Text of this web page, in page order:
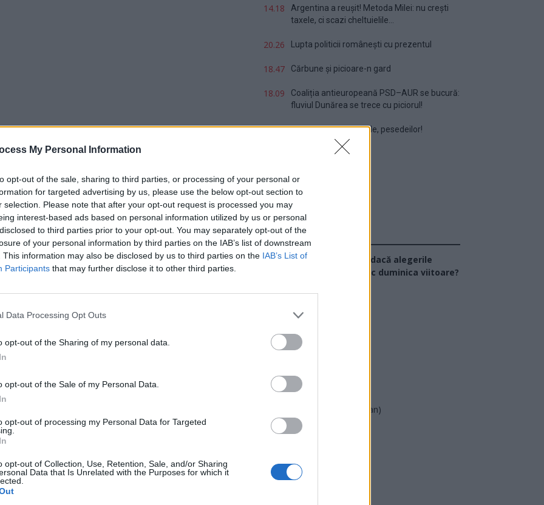
My Personal Information
opt-out of the sale, sharing to third parties, or processing of your personal or
for targeted advertising by us, please use the below opt-out section to
selection. Please note that after your opt-out request is processed you may
interest-based ads based on personal information utilized by us or personal
to third parties prior to your opt-out. You may separately opt-out of the
of your personal information by third parties on the IAB’s list of downstream
This information may also be disclosed by us to third parties on the IAB’s List of
Participants that may further disclose it to other third parties.
Data Processing Opt Outs
opt-out of the Sharing of my personal data.
opt-out of the Sale of my Personal Data.
opt-out of processing my Personal Data for Targeted
opt-out of Collection, Use, Retention, Sale, and/or Sharing
Data that Is Unrelated with the Purposes for which it
14.18
Argentina a reușit! Metoda Milei: nu crești
taxele, ci scazi cheltuielile...
20.26 Lupta politicii românești cu prezentul
18.47 Cărbune și picioare-n gard
18.09
Coaliția antieuropeană PSD–AUR se bucură:
fluviul Dunărea se trece cu piciorul!
17.32 Vă veți blestema zilele, pesedeilor!
Sondaj
Ce partid ați vota dacă alegerile
parlamentare ar avea loc duminica viitoare?
PNL
PSD
PMP (Tomac)
Forța Dreptei (L. Orban)
PNȚMM
SENS
SOS (Șoșoacă)